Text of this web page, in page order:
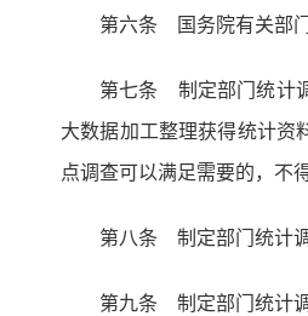
第六条 国务院有关部
第七条 制定部门统计
大数据加工整理获得统计资
点调查可以满足需要的，不
第八条 制定部门统计
第九条 制定部门统计